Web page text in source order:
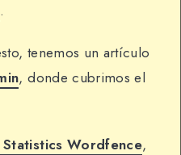
.
tenemos un artículo
, donde cubrimos el
Statistics Wordfence,